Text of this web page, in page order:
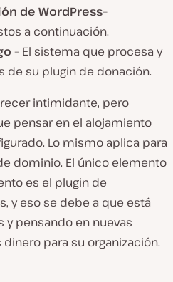
de WordPress–
a continuación.
– El sistema que procesa y
de su plugin de donación.
intimidante, pero
pensar en el alojamiento
Lo mismo aplica para
dominio. El único elemento
es el plugin de
y eso se debe a que está
pensando en nuevas
para su organización.